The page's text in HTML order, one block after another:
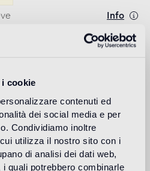
cookie
contenuti ed
dei social media e per
Condividiamo inoltre
utilizza il nostro sito con i
di analisi dei dati web,
quali potrebbero combinarle
Info
y diseñador, creó su propio